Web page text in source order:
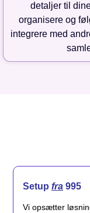
detaljer til
organisere og
integrere med
Setup fra 995
Vi opsætter